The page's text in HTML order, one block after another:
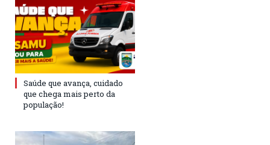
Saúde que avança, cuidado
que chega mais perto da
população!